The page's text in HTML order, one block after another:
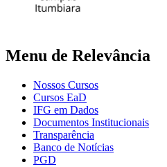
Menu de Relevância
Nossos Cursos
Cursos EaD
IFG em Dados
Documentos Institucionais
Transparência
Banco de Notícias
PGD